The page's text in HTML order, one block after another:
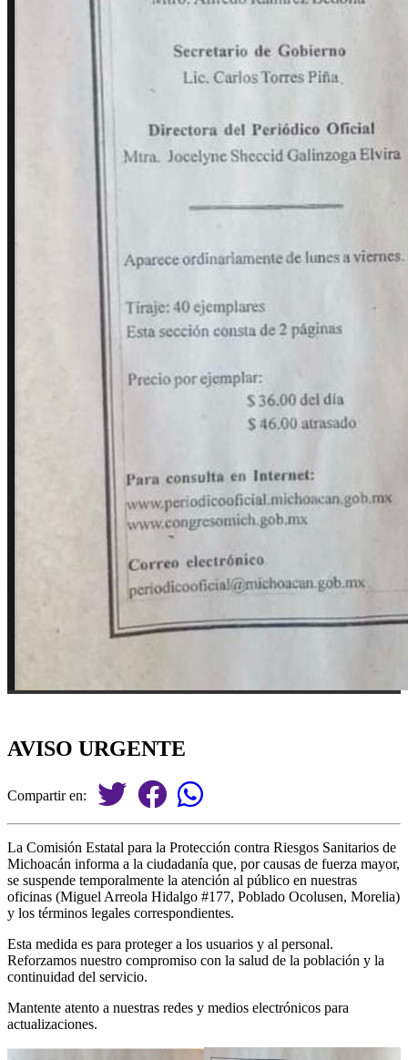
AVISO URGENTE
Compartir en:
La Comisión Estatal para la Protección contra Riesgos Sanitarios de
Michoacán informa a la ciudadanía que, por causas de fuerza mayor,
se suspende temporalmente la atención al público en nuestras
oficinas (Miguel Arreola Hidalgo #177, Poblado Ocolusen, Morelia)
y los términos legales correspondientes.
Esta medida es para proteger a los usuarios y al personal.
Reforzamos nuestro compromiso con la salud de la población y la
continuidad del servicio.
Mantente atento a nuestras redes y medios electrónicos para
actualizaciones.